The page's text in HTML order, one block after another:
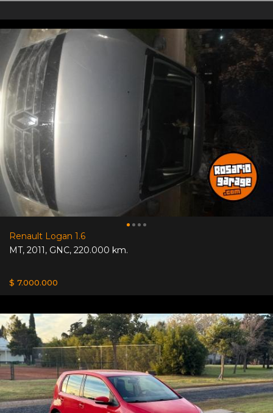
Renault Logan 1.6
MT, 2011, GNC, 220.000 km.
$ 7.000.000